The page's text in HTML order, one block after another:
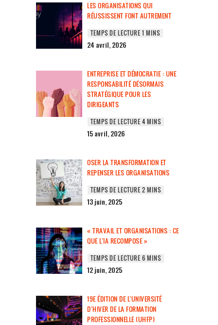
LES ORGANISATIONS QUI
RÉUSSISSENT FONT AUTREMENT
24 avril, 2026
ENTREPRISE ET DÉMOCRATIE : UNE
RESPONSABILITÉ DÉSORMAIS
STRATÉGIQUE POUR LES
DIRIGEANTS
15 avril, 2026
OSER LA TRANSFORMATION ET
REPENSER LES ORGANISATIONS
13 juin, 2025
« TRAVAIL ET ORGANISATIONS : CE
QUE L’IA RECOMPOSE »
12 juin, 2025
19E ÉDITION DE L’UNIVERSITÉ
D’HIVER DE LA FORMATION
PROFESSIONNELLE (UHFP)